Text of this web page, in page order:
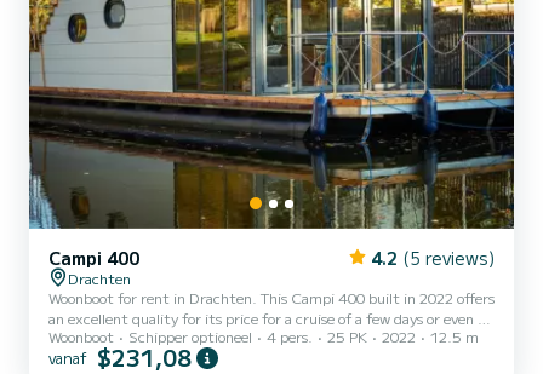
Campi 400 4.2 (5 reviews)
Drachten
Woonboot for rent in Drachten. This Campi 400 built in 2022 offers
an excellent quality for its price for a cruise of a few days or even a
few weeks. The boat has 2 cabins with all comfort and a capacity of
4 people. With an overall length of 13 meters, it will be your best
Woonboot Schipper optioneel 4 pers. 25 PK 2022 12.5 m
vanaf $231,08